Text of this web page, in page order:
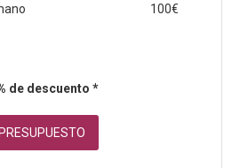
100€
de descuento *